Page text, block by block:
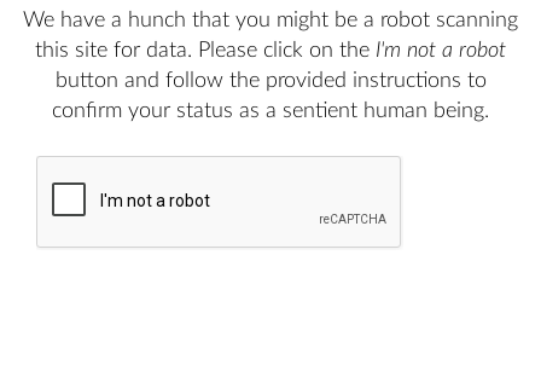
We have a hunch that you might be a robot scanning
this site for data. Please click on the I'm not a robot
button and follow the provided instructions to
confirm your status as a sentient human being.